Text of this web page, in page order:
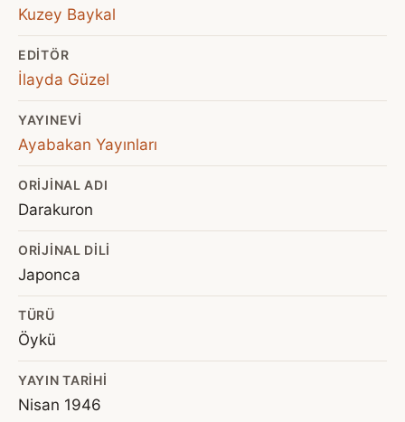
Kuzey Baykal
EDITÖR
İlayda Güzel
YAYINEVI
Ayabakan Yayınları
ORIJINAL ADI
Darakuron
ORIJINAL DILI
Japonca
TÜRÜ
Öykü
YAYIN TARIHI
Nisan 1946